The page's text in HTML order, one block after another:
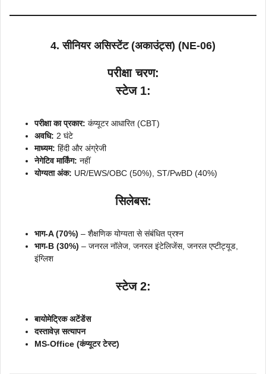
4. सीनियर असिस्टेंट (अकाउंट्स) (NE-06)
परीक्षा चरण:
स्टेज 1:
परीक्षा का प्रकार: कंप्यूटर आधारित (CBT)
अवधि: 2 घंटे
माध्यम: हिंदी और अंग्रेजी
नेगेटिव मार्किंग: नहीं
योग्यता अंक: UR/EWS/OBC (50%), ST/PwBD (40%)
सिलेबस:
भाग-A (70%) – शैक्षणिक योग्यता से संबंधित प्रश्न
भाग-B (30%) – जनरल नॉलेज, जनरल इंटेलिजेंस, जनरल एप्टीट्यूड,
इंग्लिश
स्टेज 2:
बायोमेट्रिक अटेंडेंस
दस्तावेज़ सत्यापन
MS-Office (कंप्यूटर टेस्ट)